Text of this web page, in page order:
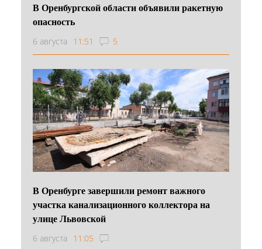
В Оренбургской области объявили ракетную
опасность
6 августа 11:51 5
В Оренбурге завершили ремонт важного
участка канализационного коллектора на
улице Львовской
6 августа 11:05